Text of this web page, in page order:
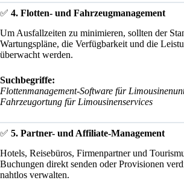
✅ 4. Flotten- und Fahrzeugmanagement
Um Ausfallzeiten zu minimieren, sollten der
Wartungspläne, die Verfügbarkeit und die
überwacht werden.
Suchbegriffe:
Flottenmanagement-Software für
Fahrzeugortung für Limousinenservices
✅ 5. Partner- und Affiliate-Management
Hotels, Reisebüros, Firmenpartner und
Buchungen direkt senden oder Provisionen
nahtlos verwalten.